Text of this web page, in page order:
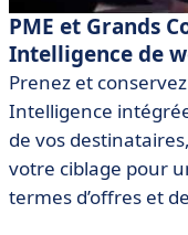
PME et Grands
Intelligence de
Prenez et
Intelligence
de vos
votre ciblage pour
termes d’offres et